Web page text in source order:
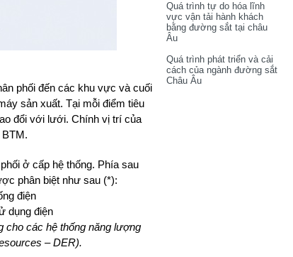
phối đến các khu vực và cuối
sản xuất. Tại mỗi điểm tiêu
đổi với lưới. Chính vị trí của
ở cấp hệ thống. Phía sau
phân biệt như sau (*):
điện
dụng điện
cho các hệ thống năng lượng
– DER).
Quá trình tự do hóa lĩnh
vực vận tải hành khách
bằng đường sắt tại châu
Âu
Quá trình phát triển và cải
cách của ngành đường sắt
Châu Âu